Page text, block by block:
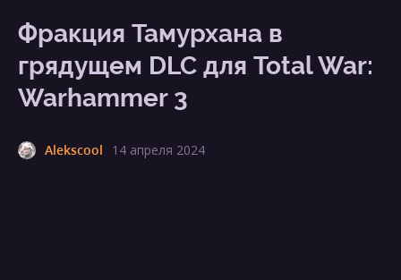
Фракция Тамурхана в
грядущем DLC для Total War:
Warhammer 3
Alekscool 14 апреля 2024